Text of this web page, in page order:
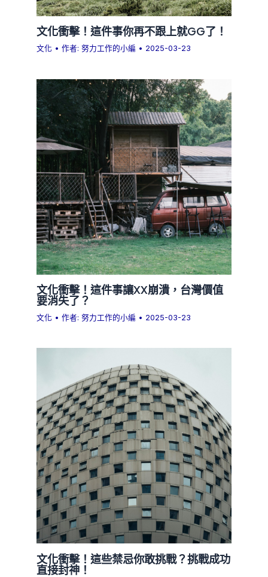
文化衝擊！這件事你再不跟上就GG了！
文化 • 作者:努力工作的小編 • 2025-03-23
文化衝擊！這件事讓XX崩潰，台灣價值
要消失了？
文化 • 作者:努力工作的小編 • 2025-03-23
文化衝擊！這些禁忌你敢挑戰？挑戰成功
直接封神！